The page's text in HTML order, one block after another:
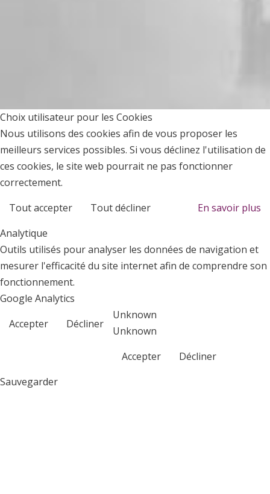
Choix utilisateur pour les Cookies
Nous utilisons des cookies afin de vous proposer les
meilleurs services possibles. Si vous déclinez l'utilisation de
ces cookies, le site web pourrait ne pas fonctionner
correctement.
Tout accepter
Tout décliner
En savoir plus
Analytique
Outils utilisés pour analyser les données de navigation et
mesurer l'efficacité du site internet afin de comprendre son
fonctionnement.
Google Analytics
Accepter
Décliner
Unknown
Unknown
Accepter
Décliner
Sauvegarder